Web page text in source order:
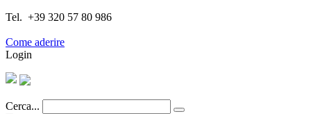
Tel. +39 320 57 80 986
Come aderire
Login
Cerca...